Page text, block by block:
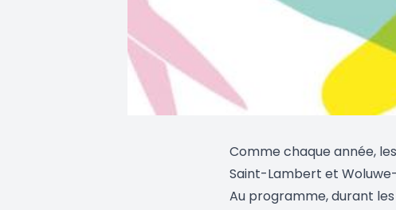
Comme chaque année,
Saint-Lambert et
Au programme, durant